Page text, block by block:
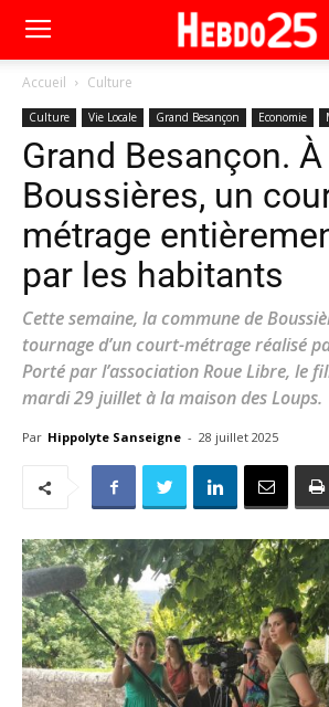
Accueil Culture
Culture Vie Locale Grand Besançon Economie
Grand Besançon. À
Boussières, un
métrage
par les habitants
Cette semaine, la commune de
tournage d’un court-métrage réalisé
Porté par l’association Roue Libre, le
mardi 29 juillet à la maison des Loups.
Par Hippolyte Sanseigne - 28 juillet 2025